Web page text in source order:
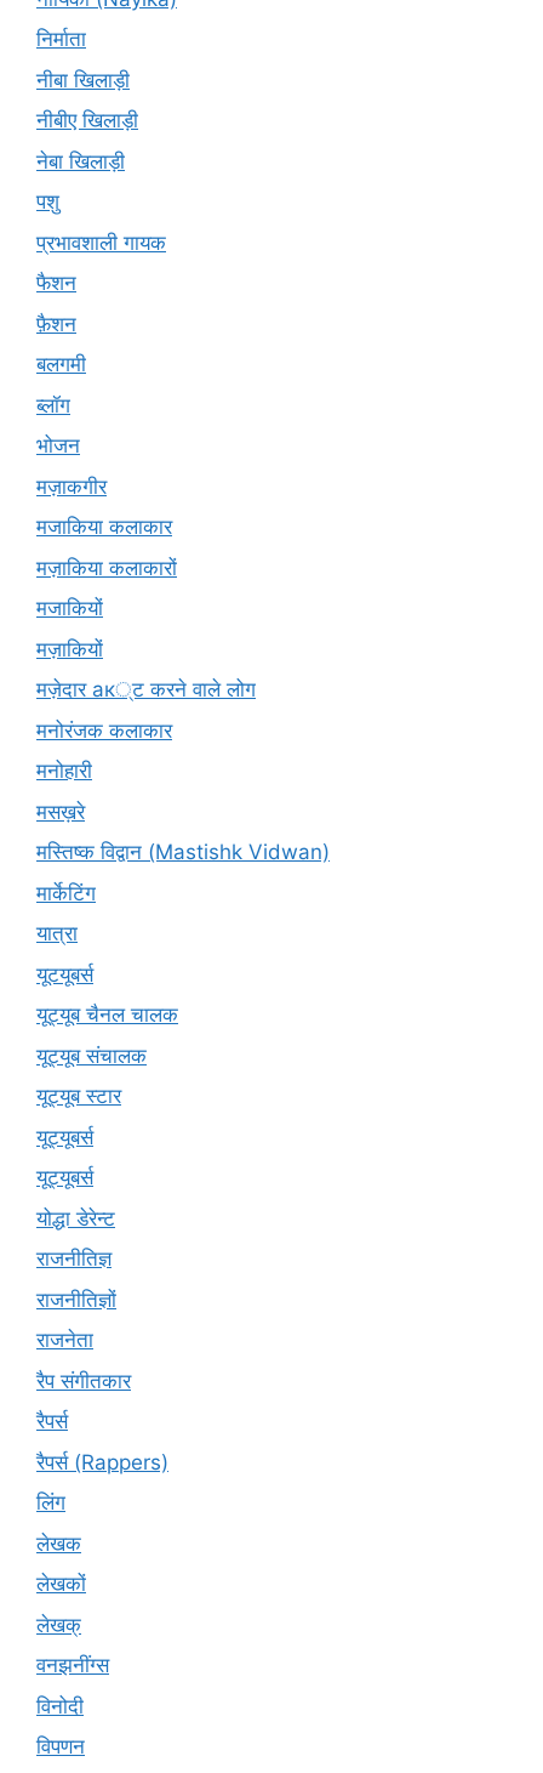
निर्माता
नीबा खिलाड़ी
नीबीए खिलाड़ी
नेबा खिलाड़ी
पशु
प्रभावशाली गायक
फैशन
फ़ैशन
बलगमी
ब्लॉग
भोजन
मज़ाकगीर
मजाकिया कलाकार
मज़ाकिया कलाकारों
मजाकियों
मज़ाकियों
मज़ेदार ак्ट करने वाले लोग
मनोरंजक कलाकार
मनोहारी
मसख़रे
मस्तिष्क विद्वान (Mastishk Vidwan)
मार्केटिंग
यात्रा
यूटयूबर्स
यूट्यूब चैनल चालक
यूट्यूब संचालक
यूट्यूब स्टार
यूट्यूबर्स
यूट्‍यूबर्स
योद्धा डेरेन्ट
राजनीतिज्ञ
राजनीतिज्ञों
राजनेता
रैप संगीतकार
रैपर्स
रैपर्स (Rappers)
लिंग
लेखक
लेखकों
लेखक्
वनझनींग्स
विनोदी
विपणन